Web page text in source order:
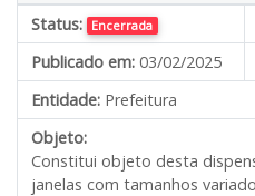
Status: Encerrada
Publicado em: 03/02/2025
Entidade: Prefeitura
Objeto:
Constitui objeto desta
janelas com tamanhos